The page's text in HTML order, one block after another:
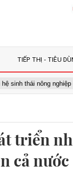
TIẾP THỊ - TIÊU
nông nghiệp – thực
triển
cả nước